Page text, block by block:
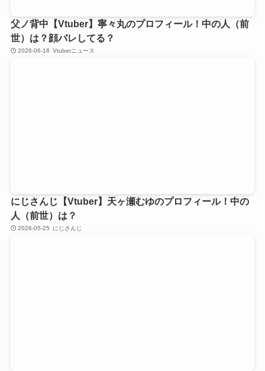
父ノ背中【Vtuber】寧々丸のプロフィール！中の人（前
世）は？顔バレしてる？
2026-06-16 Vtuberニュース
にじさんじ【Vtuber】天ヶ瀬むゆのプロフィール！中の
人（前世）は？
2026-05-25 にじさんじ